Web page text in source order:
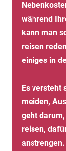
während
kann man
reisen
einiges in
Es versteht
meiden,
geht
reisen,